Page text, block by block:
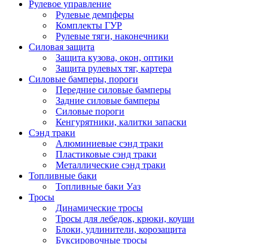
Рулевое управление
Рулевые демпферы
Комплекты ГУР
Рулевые тяги, наконечники
Силовая защита
Защита кузова, окон, оптики
Защита рулевых тяг, картера
Силовые бамперы, пороги
Передние силовые бамперы
Задние силовые бамперы
Силовые пороги
Кенгурятники, калитки запаски
Сэнд траки
Алюминиевые сэнд траки
Пластиковые сэнд траки
Металлические сэнд траки
Топливные баки
Топливные баки Уаз
Тросы
Динамические тросы
Тросы для лебедок, крюки, коуши
Блоки, удлинители, корозащита
Буксировочные тросы